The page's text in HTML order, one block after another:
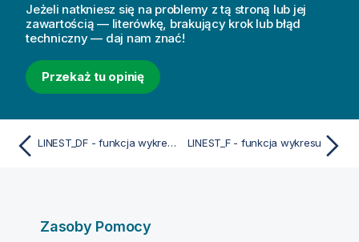
Jeżeli natkniesz się na problemy z tą stroną lub jej
zawartością — literówkę, brakujący krok lub błąd
techniczny — daj nam znać!
Przekaż tu opinię
LINEST_DF - funkcja wykresu LINEST_F - funkcja wykresu
Zasoby Pomocy